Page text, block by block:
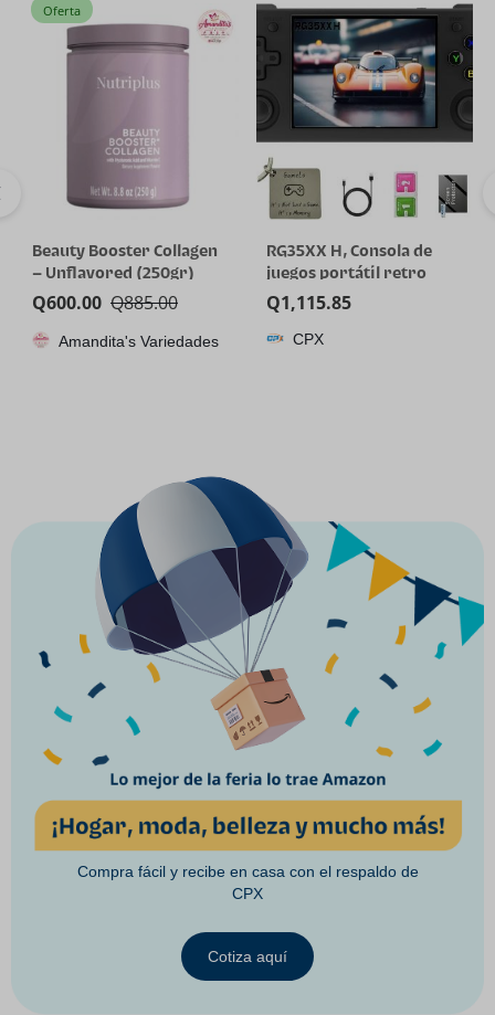
Oferta
Beauty Booster Collagen
– Unflavored (250gr)
Q885.00
Q600.00
Amandita's Variedades
RG35XX H, Consola de
juegos portátil retro
Anbernic con tarjeta de
64GTF, diseño de joystick
dual, pantalla HD de 3.5
Q1,115.85
CPX
Compra fácil y recibe en casa con el respaldo de
CPX
Cotiza aquí